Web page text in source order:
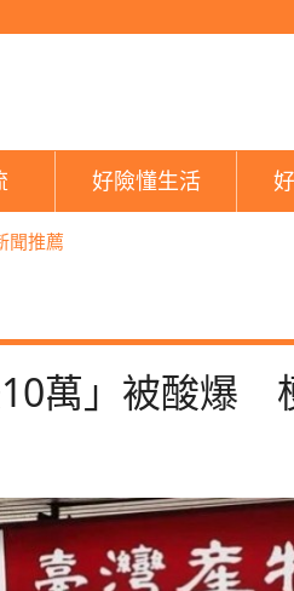
好險懂生活
聞推薦
萬」被酸爆